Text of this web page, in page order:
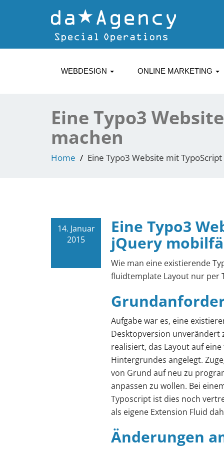
WEBDESIGN ONLINE MARKETING
Eine Typo3
machen
Home Eine Typo3 Website mit
14. Januar
2015
Eine Typo3
jQuery
Wie man eine existierende
fluidtemplate Layout nur per
Aufgabe war es, eine
Desktopversion unverändert
realisiert, das Layout auf
Hintergrundes angelegt.
von Grund auf neu zu
anpassen zu wollen. Bei
Typoscript ist dies noch
als eigene Extension Fluid
Änderungen